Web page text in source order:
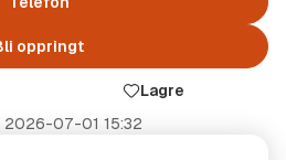
oppringt
Lagre
2026-07-01 15:32